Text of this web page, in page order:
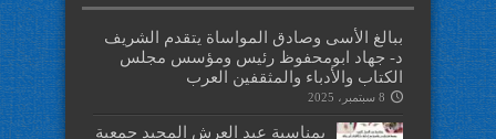
ببالغ الأسى وصادق المواساة يتقدم الشريف
د- جهاد ابومحفوظ رئيس ومؤسس مجلس
الكتاب والأدباء والمثقفين العرب
8 سبتمبر، 2025
بمناسبة عيد العرش المجيد جمعية